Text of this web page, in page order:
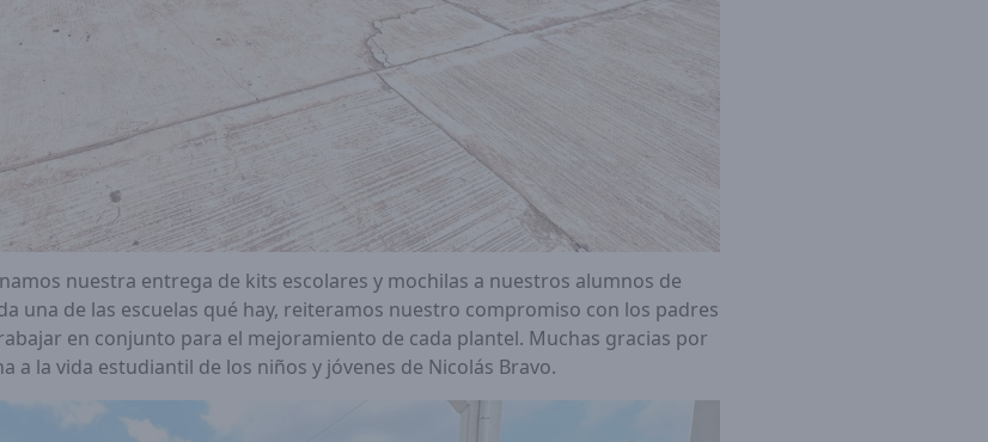
nuestra entrega de kits escolares y mochilas a nuestros alumnos de
una de las escuelas qué hay, reiteramos nuestro compromiso con los padres
en conjunto para el mejoramiento de cada plantel. Muchas gracias por
la vida estudiantil de los niños y jóvenes de Nicolás Bravo.